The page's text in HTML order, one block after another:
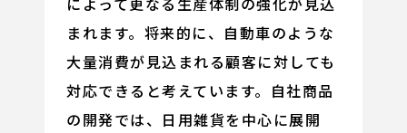
まれます。将来的に、自動車のような
大量消費が見込まれる顧客に対しても
対応できると考えています。自社商品
の開発では、日用雑貨を中心に展開